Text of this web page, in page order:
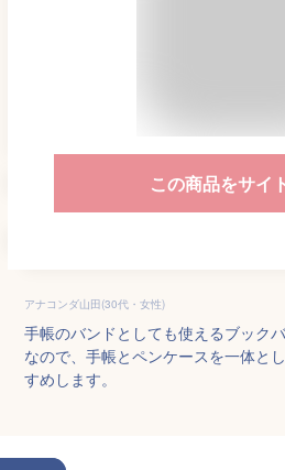
この商品をサイ
アナコンダ山田(30代・女性)
手帳のバンドとしても使えるブック
なので、手帳とペンケースを一体と
すめします。